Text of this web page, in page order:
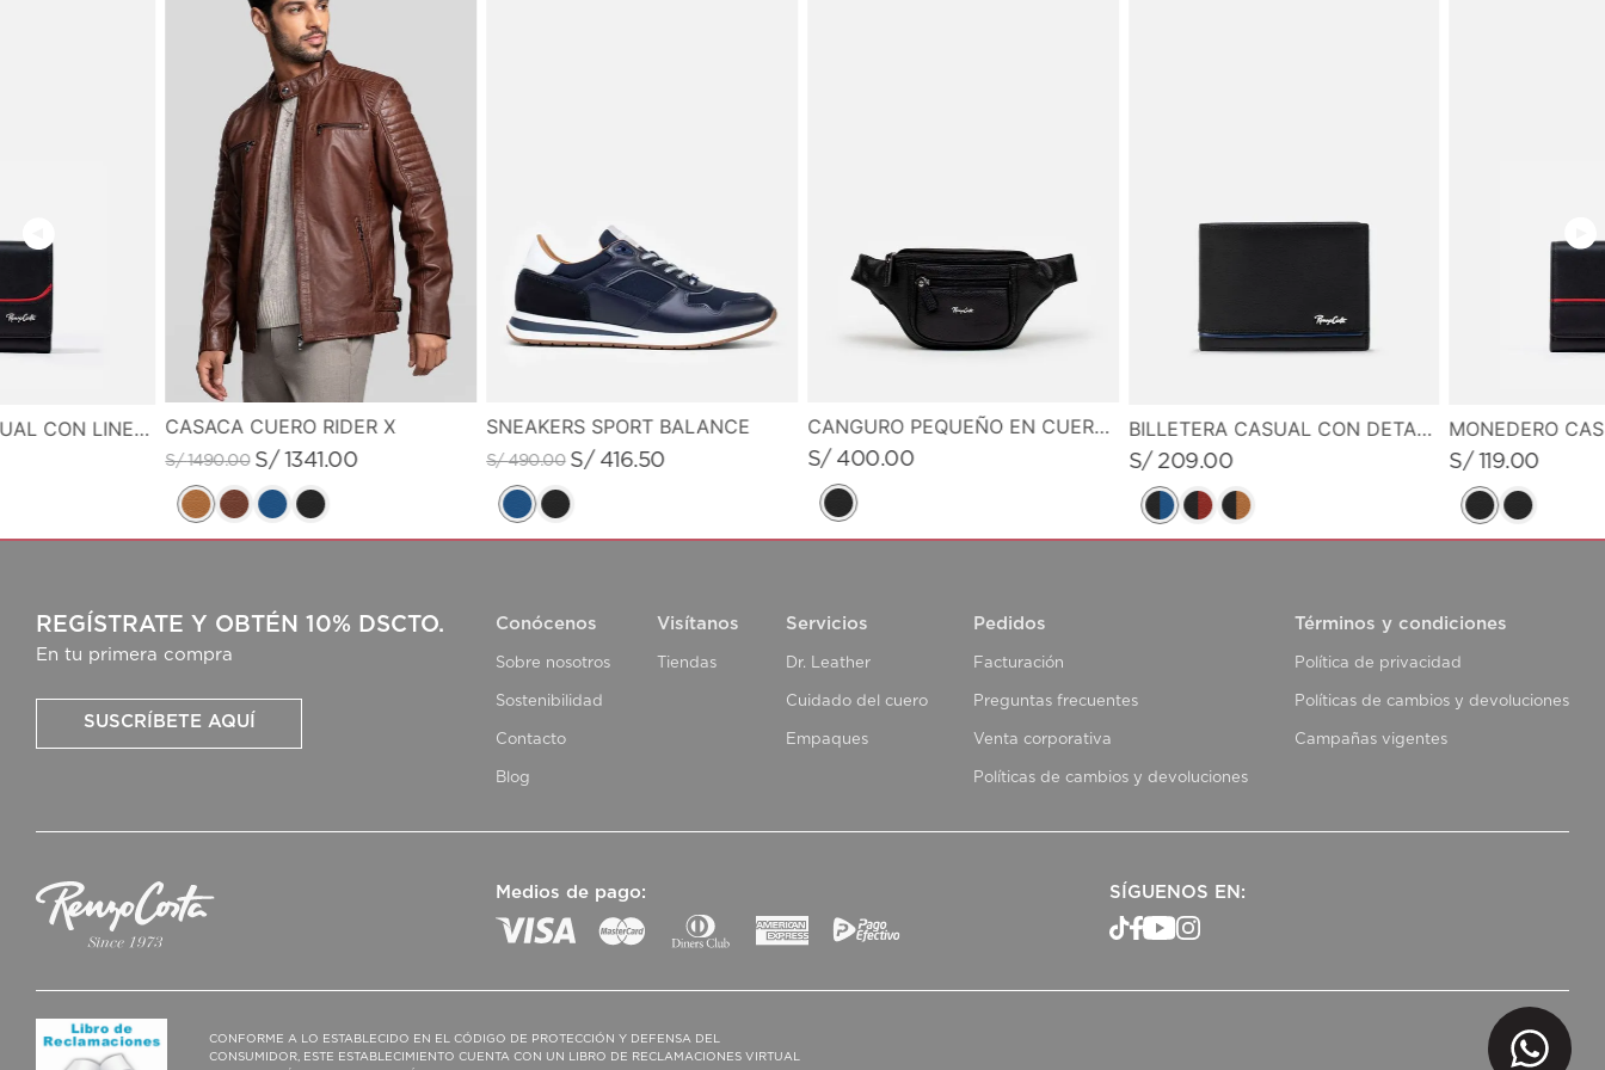
MONEDERO CASUAL CON LINEA DE COLOR EN CONTRASTE CASACA CUERO RIDER X
S/ 1490.00 S/ 1341.00
SNEAKERS SPORT BALANCE
S/ 490.00 S/ 416.50
CANGURO PEQUEÑO EN CUERO GRABADO
S/ 400.00
BILLETERA CASUAL CON DETALLE DE LINEA EN CONTRASTE
S/ 209.00 S/ 119.00
REGÍSTRATE Y OBTÉN 10% DSCTO.
En tu primera compra
SUSCRÍBETE AQUÍ
Conócenos
Sobre nosotros
Sostenibilidad
Contacto
Blog
Visítanos
Tiendas
Servicios
Dr. Leather
Cuidado del cuero
Empaques
Pedidos
Facturación
Preguntas frecuentes
Venta corporativa
Políticas de cambios y devoluciones
Términos y condiciones
Política de privacidad
Políticas de cambios y devoluciones
Campañas vigentes
Medios de pago: SÍGUENOS EN:
CONFORME A LO ESTABLECIDO EN EL CÓDIGO DE PROTECCIÓN Y DEFENSA DEL
CONSUMIDOR, ESTE ESTABLECIMIENTO CUENTA CON UN LIBRO DE RECLAMACIONES VIRTUAL